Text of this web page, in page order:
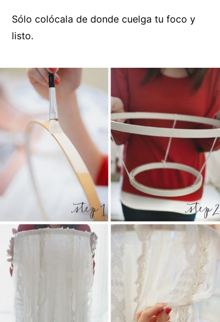
Sólo colócala de donde cuelga tu foco y
listo.